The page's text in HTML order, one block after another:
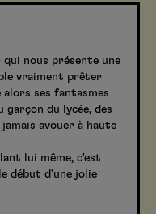
nous présente une
vraiment prêter
ses fantasmes
du lycée, des
avouer à haute
lui même, c'est
début d'une jolie